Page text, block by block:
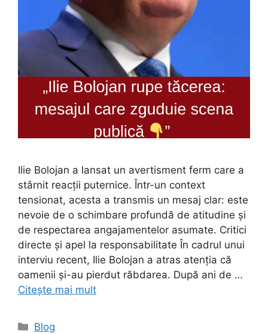
Ilie Bolojan a lansat un avertisment ferm care a
stârnit reacții puternice. Într-un context
tensionat, acesta a transmis un mesaj clar: este
nevoie de o schimbare profundă de atitudine și
de respectarea angajamentelor asumate. Critici
directe și apel la responsabilitate În cadrul unui
interviu recent, Ilie Bolojan a atras atenția că
oamenii și-au pierdut răbdarea. După ani de …
Citește mai mult
Categorii
Blog